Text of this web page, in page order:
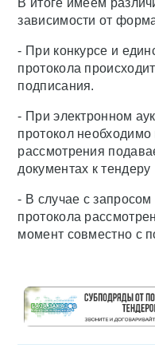
зависимости от
- При конкурсе и
протокола
подписания.
- При электронном
протокол необходимо
рассмотрения
документах к тендеру
- В случае с запросом
протокола
момент совместно с